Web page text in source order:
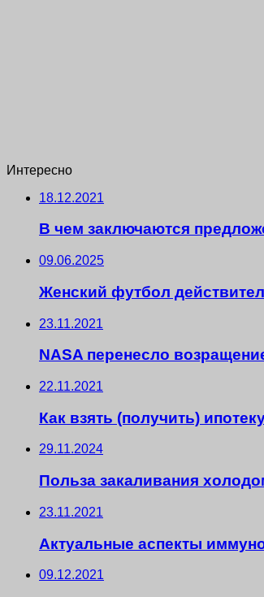
Интересно
18.12.2021
В чем заключаются
09.06.2025
Женский футбол
23.11.2021
NASA перенесло
22.11.2021
Как взять (получить)
29.11.2024
Польза закаливания
23.11.2021
Актуальные аспекты
09.12.2021